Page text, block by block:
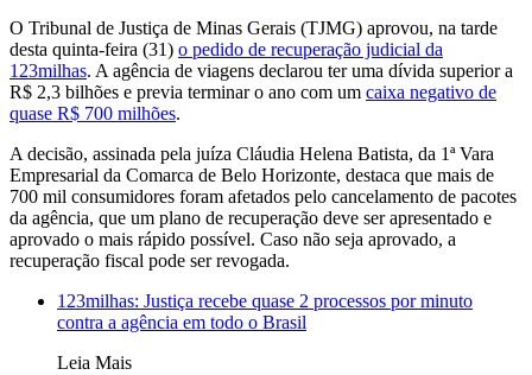
O Tribunal de Justiça de Minas Gerais (TJMG) aprovou, na tarde
desta quinta-feira (31) o pedido de recuperação judicial da
123milhas. A agência de viagens declarou ter uma dívida superior a
R$ 2,3 bilhões e previa terminar o ano com um caixa negativo de
quase R$ 700 milhões.
A decisão, assinada pela juíza Cláudia Helena Batista, da 1ª Vara
Empresarial da Comarca de Belo Horizonte, destaca que mais de
700 mil consumidores foram afetados pelo cancelamento de pacotes
da agência, que um plano de recuperação deve ser apresentado e
aprovado o mais rápido possível. Caso não seja aprovado, a
recuperação fiscal pode ser revogada.
123milhas: Justiça recebe quase 2 processos por minuto
contra a agência em todo o Brasil
Leia Mais